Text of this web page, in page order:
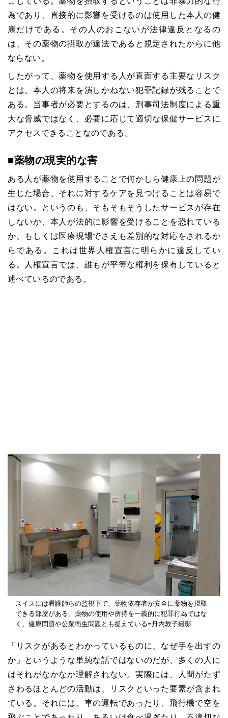
為であり、直接的に影響を受けるのは使用した本人の健
康だけである。その人のおこないが法律違反となるの
は、その薬物の摂取が違法であると規定されたからに他
ならない。
したがって、薬物を使用する人が直面する主要なリスク
とは、本人の将来を潰しかねない犯罪記録が残ることで
ある。当事者が必要とするのは、刑事司法制度による重
大な脅威ではなく、必要に応じて適切な保健サービスに
アクセスできることなのである。
■薬物の現実的な害
ある人が薬物を使用することで何かしら健康上の問題が
生じた場合、それに対するケアを見つけることは容易で
はない。というのも、そもそもそうしたサービスが存在
しないか、本人が法的に影響を受けることを恐れている
か、もしくは医療現場でさえも差別的な対応をされるか
らである。これは世界人権宣言に明らかに違反してい
る。人権宣言では、誰もが平等な権利を保有していると
述べているのである。
スイスには看護師らの監視下で、薬物依存者が安全に薬物を摂取
できる部屋がある。薬物の使用や所持を一義的に犯罪行為ではな
く、健康問題や公衆衛生問題とも捉えている=丹内敦子撮影
「リスクがあるとわかっているものに、なぜ手を出すの
か」というような単純な話ではないのだが、多くの人に
はそれがなかなか理解されない。実際には、人間がたず
さわるほとんどの活動は、リスクといった要素が含まれ
ている。それには、車の運転であったり、飛行機で空を